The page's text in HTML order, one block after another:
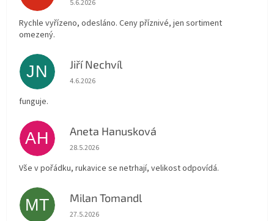
5.6.2026
Rychle vyřízeno, odesláno. Ceny příznivé, jen sortiment
omezený.
JN Jiří Nechvíl
Hodnocení obchodu je 5 z 5 hvězdiček.
4.6.2026
funguje.
AH Aneta Hanusková
Hodnocení obchodu je 5 z 5 hvězdiček.
28.5.2026
Vše v pořádku, rukavice se netrhají, velikost odpovídá.
MT Milan Tomandl
Hodnocení obchodu je 5 z 5 hvězdiček.
27.5.2026